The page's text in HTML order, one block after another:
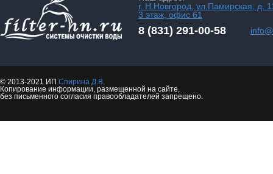
г. Н.Новгород, ул.Памирская, д.
3 этаж, офис 61
8 (831) 291-00-58
© 2013-2021 ИП Спирина Д.В.
Копирование информации, размещенной на сайте,
без письменного согласия правообладателей запрещено.